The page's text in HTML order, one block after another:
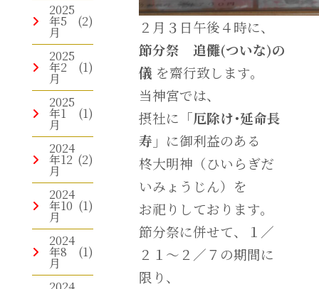
2025
年5
月
(2)
2025
年2
月
(1)
2025
年1
月
(1)
2024
年12
月
(2)
2024
年10
月
(1)
2024
年8
月
(1)
２月３日午後４時に、
節分祭
追儺(ついな)の
儀 を齋行致します。
当神宮では、
摂社に「厄除け･延命長
寿 」に御利益のある
柊大明神（ひいらぎだ
いみょうじん）を
お祀りしております。
節分祭に併せて、１／
２１～２／７の期間に
限り、